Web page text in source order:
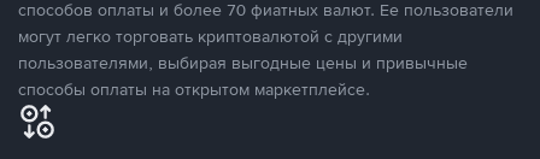
способов оплаты и более 70 фиатных валют. Ее пользователи
могут легко торговать криптовалютой с другими
пользователями, выбирая выгодные цены и привычные
способы оплаты на открытом маркетплейсе.